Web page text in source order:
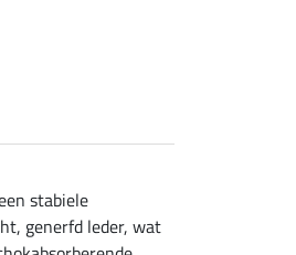
stabiele
generfd leder, wat